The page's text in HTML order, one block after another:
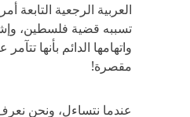
العربية الرجعية التابعة
تسببه قضية فلسطين،
واتهامها الدائم بأنها تتآمر
مقصرة!
عندما نتساءل، ونحن